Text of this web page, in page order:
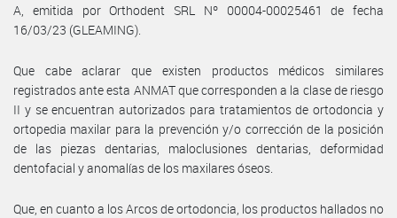
A, emitida por Orthodent SRL Nº 00004-00025461 de fecha
16/03/23 (GLEAMING).
Que cabe aclarar que existen productos médicos similares
registrados ante esta ANMAT que corresponden a la clase de riesgo
II y se encuentran autorizados para tratamientos de ortodoncia y
ortopedia maxilar para la prevención y/o corrección de la posición
de las piezas dentarias, maloclusiones dentarias, deformidad
dentofacial y anomalías de los maxilares óseos.
Que, en cuanto a los Arcos de ortodoncia, los productos hallados no